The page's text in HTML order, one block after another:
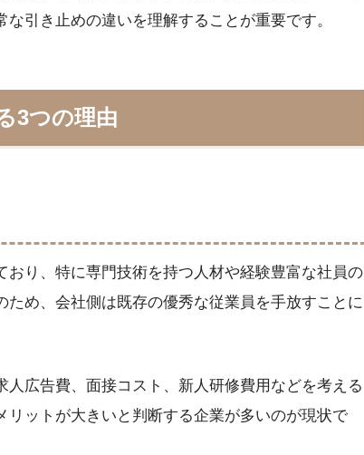
引き止めの違いを理解することが重要です。
3つの理由
り、特に専門技術を持つ人材や経験豊富な社員の
め、会社側は既存の優秀な従業員を手放すことに
広告費、面接コスト、新人研修費用などを考える
リットが大きいと判断する企業が多いのが現状で